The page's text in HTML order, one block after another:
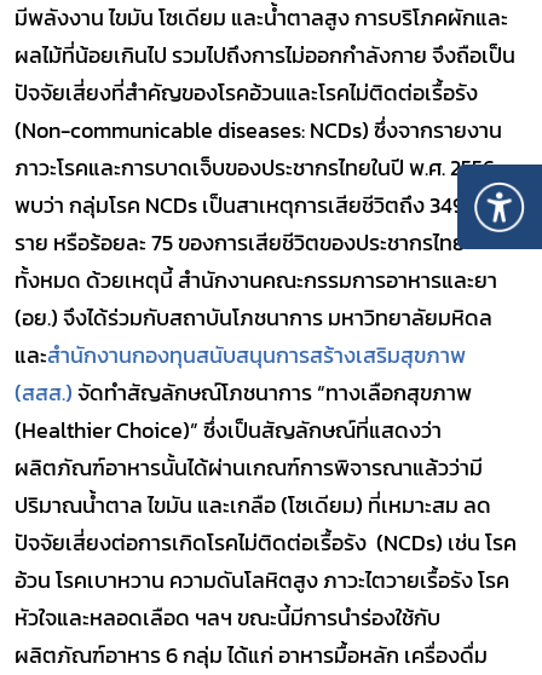
มีพลังงาน ไขมัน โซเดียม และน้ำตาลสูง การบริโภคผักและ
ผลไม้ที่น้อยเกินไป รวมไปถึงการไม่ออกกำลังกาย จึงถือเป็น
ปัจจัยเสี่ยงที่สำคัญของโรคอ้วนและโรคไม่ติดต่อเรื้อรัง
(Non-communicable diseases: NCDs) ซึ่งจากรายงาน
ภาวะโรคและการบาดเจ็บของประชากรไทยในปี พ.ศ. 2556
พบว่า กลุ่มโรค NCDs เป็นสาเหตุการเสียชีวิตถึง 349,096
ราย หรือร้อยละ 75 ของการเสียชีวิตของประชากรไทย
ทั้งหมด ด้วยเหตุนี้ สำนักงานคณะกรรมการอาหารและยา
(อย.) จึงได้ร่วมกับสถาบันโภชนาการ มหาวิทยาลัยมหิดล
และสำนักงานกองทุนสนับสนุนการสร้างเสริมสุขภาพ
(สสส.)จัดทำสัญลักษณ์โภชนาการ “ทางเลือกสุขภาพ
(Healthier Choice)” ซึ่งเป็นสัญลักษณ์ที่แสดงว่า
ผลิตภัณฑ์อาหารนั้นได้ผ่านเกณฑ์การพิจารณาแล้วว่ามี
ปริมาณน้ำตาล ไขมัน และเกลือ (โซเดียม) ที่เหมาะสม ลด
ปัจจัยเสี่ยงต่อการเกิดโรคไม่ติดต่อเรื้อรัง (NCDs) เช่น โรค
อ้วน โรคเบาหวาน ความดันโลหิตสูง ภาวะไตวายเรื้อรัง โรค
หัวใจและหลอดเลือด ฯลฯ ขณะนี้มีการนำร่องใช้กับ
ผลิตภัณฑ์อาหาร 6 กลุ่ม ได้แก่ อาหารมื้อหลัก เครื่องดื่ม